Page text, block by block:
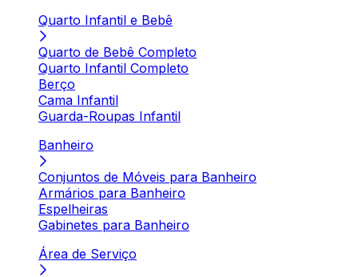
Quarto Infantil e Bebê
Quarto de Bebê Completo
Quarto Infantil Completo
Berço
Cama Infantil
Guarda-Roupas Infantil
Banheiro
Conjuntos de Móveis para Banheiro
Armários para Banheiro
Espelheiras
Gabinetes para Banheiro
Área de Serviço